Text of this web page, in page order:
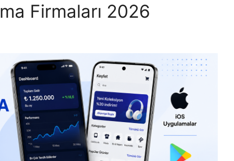
Firmaları 2026